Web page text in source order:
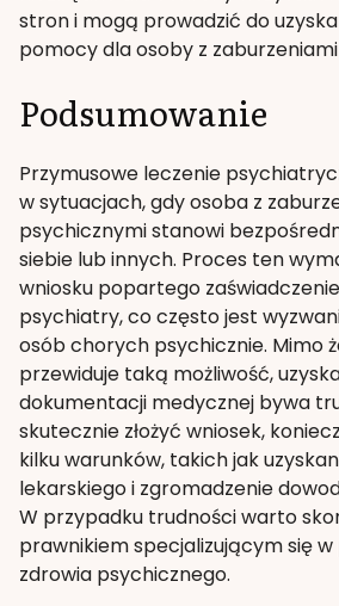
stron i mogą prowadzić do
pomocy dla osoby z
Podsumowanie
Przymusowe leczenie
w sytuacjach, gdy osoba z
psychicznymi stanowi
siebie lub innych. Proces ten
wniosku popartego
psychiatry, co często jest
osób chorych psychicznie. Mimo
przewiduje taką możliwość,
dokumentacji medycznej bywa
skutecznie złożyć wniosek,
kilku warunków, takich jak
lekarskiego i zgromadzenie
W przypadku trudności warto
prawnikiem specjalizującym się
zdrowia psychicznego.